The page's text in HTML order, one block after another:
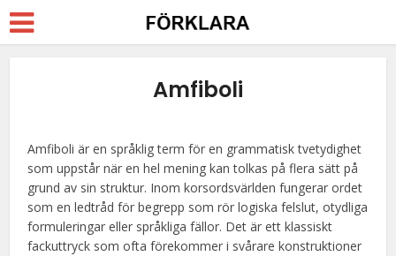
Amfiboli
Amfiboli är en språklig term för en grammatisk tvetydighet
som uppstår när en hel mening kan tolkas på flera sätt på
grund av sin struktur. Inom korsordsvärlden fungerar ordet
som en ledtråd för begrepp som rör logiska felslut, otydliga
formuleringar eller språkliga fällor. Det är ett klassiskt
fackuttryck som ofta förekommer i svårare konstruktioner